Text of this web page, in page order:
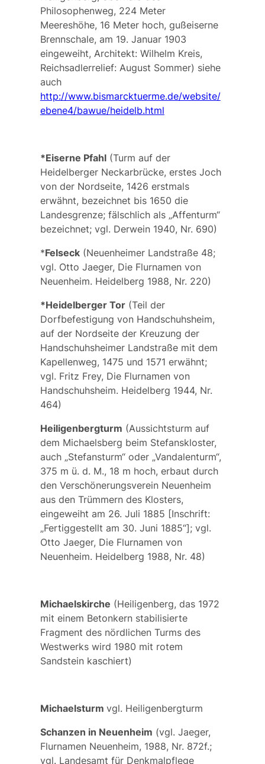
Philosophenweg, 224 Meter
Meereshöhe, 16 Meter hoch, gußeiserne
Brennschale, am 19. Januar 1903
eingeweiht, Architekt: Wilhelm Kreis,
Reichsadlerrelief: August Sommer) siehe
auch
http://www.bismarcktuerme.de/website/
ebene4/bawue/heidelb.html
*Eiserne Pfahl(Turm auf der
Heidelberger Neckarbrücke, erstes Joch
von der Nordseite, 1426 erstmals
erwähnt, bezeichnet bis 1650 die
Landesgrenze; fälschlich als „Affenturm“
bezeichnet; vgl. Derwein 1940, Nr. 690)
*Felseck(Neuenheimer Landstraße 48;
vgl. Otto Jaeger, Die Flurnamen von
Neuenheim. Heidelberg 1988, Nr. 220)
*Heidelberger Tor(Teil der
Dorfbefestigung von Handschuhsheim,
auf der Nordseite der Kreuzung der
Handschuhsheimer Landstraße mit dem
Kapellenweg, 1475 und 1571 erwähnt;
vgl. Fritz Frey, Die Flurnamen von
Handschuhsheim. Heidelberg 1944, Nr.
464)
Heiligenbergturm (Aussichtsturm auf
dem Michaelsberg beim Stefanskloster,
auch „Stefansturm“ oder „Vandalenturm“,
375 m ü. d. M., 18 m hoch, erbaut durch
den Verschönerungsverein Neuenheim
aus den Trümmern des Klosters,
eingeweiht am 26. Juli 1885 [Inschrift:
„Fertiggestellt am 30. Juni 1885“]; vgl.
Otto Jaeger, Die Flurnamen von
Neuenheim. Heidelberg 1988, Nr. 48)
Michaelskirche (Heiligenberg, das 1972
mit einem Betonkern stabilisierte
Fragment des nördlichen Turms des
Westwerks wird 1980 mit rotem
Sandstein kaschiert)
Michaelsturm vgl. Heiligenbergturm
Schanzen in Neuenheim (vgl. Jaeger,
Flurnamen Neuenheim, 1988, Nr. 872f.;
vgl. Landesamt für Denkmalpflege